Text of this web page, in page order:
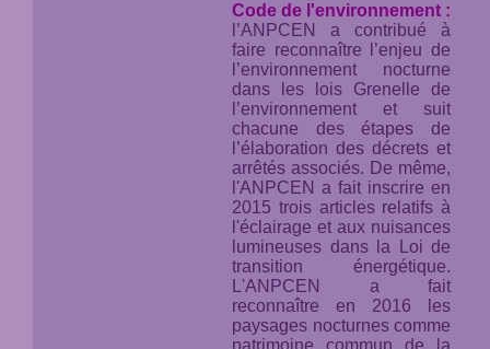
Code de l'environnement :
l’ANPCEN a contribué à
faire reconnaître l’enjeu de
l’environnement nocturne
dans les lois Grenelle de
l’environnement et suit
chacune des étapes de
l’élaboration des décrets et
arrêtés associés. De même,
l'ANPCEN a fait inscrire en
2015 trois articles relatifs à
l'éclairage et aux nuisances
lumineuses dans la Loi de
transition énergétique.
L'ANPCEN a fait
reconnaître en 2016 les
paysages nocturnes comme
patrimoine commun de la